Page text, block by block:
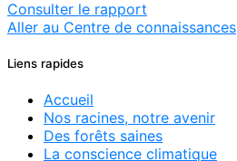
Consulter le rapport
Aller au Centre de connaissances
Liens rapides
Accueil
Nos racines, notre avenir
Des forêts saines
La conscience climatique